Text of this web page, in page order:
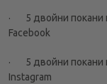
· 5 двойни покани
Facebook
· 5 двойни покани
Instagram